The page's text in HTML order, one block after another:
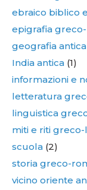
ebraico biblico
epigrafia
geografia antica
India antica (1)
informazioni e
letteratura
linguistica
miti e riti greco-
scuola (2)
storia greco-
vicino oriente